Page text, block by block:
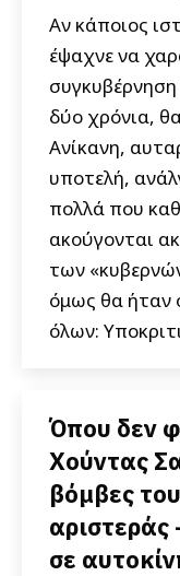
Αν κάποιος
έψαχνε να
δύο χρόνια,
Ανίκανη,
υποτελή,
πολλά που
ακούγονται
των
όμως θα ήταν
όλων:
Όπου δεν
Χούντας
βόμβες
αριστεράς
σε